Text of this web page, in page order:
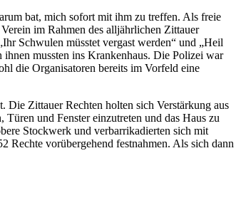
bat, mich sofort mit ihm zu treffen. Als freie
im Rahmen des alljährlichen Zittauer
Schwulen müsstet vergast werden“ und „Heil
mussten ins Krankenhaus. Die Polizei war
die Organisatoren bereits im Vorfeld eine
Die Zittauer Rechten holten sich Verstärkung aus
und Fenster einzutreten und das Haus zu
Stockwerk und verbarrikadierten sich mit
Rechte vorübergehend festnahmen. Als sich dann